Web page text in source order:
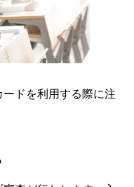
ドを利用する際に注